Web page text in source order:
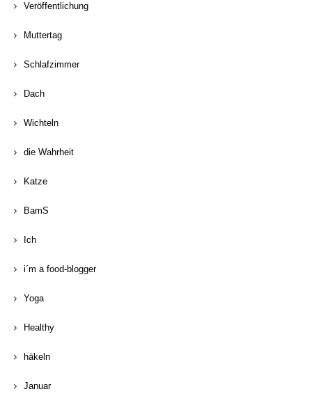
Veröffentlichung
Muttertag
Schlafzimmer
Dach
Wichteln
die Wahrheit
Katze
BamS
Ich
i´m a food-blogger
Yoga
Healthy
häkeln
Januar